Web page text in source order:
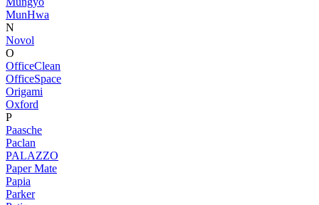
MunHwa
N
Novol
O
OfficeClean
OfficeSpace
Origami
Oxford
P
Paasche
Paclan
PALAZZO
Paper Mate
Papia
Parker